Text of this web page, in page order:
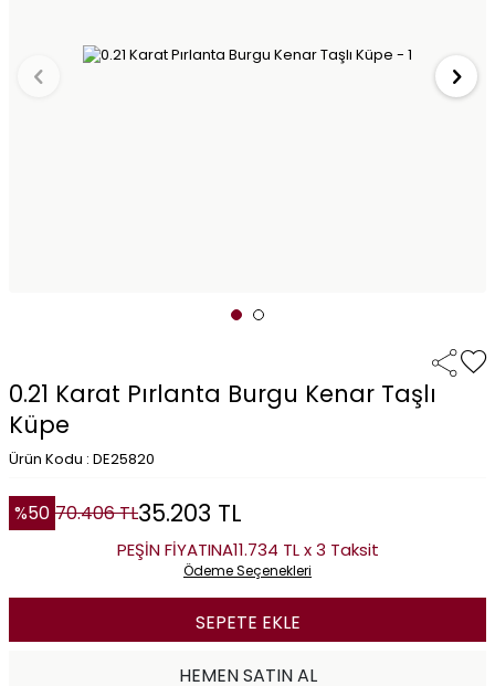
0.21 Karat Pırlanta Burgu Kenar Taşlı
Küpe
Ürün Kodu : DE25820
%50 70.406TL35.203 TL
PEŞİN FİYATINA11.734 TL x 3 Taksit
Ödeme Seçenekleri
SEPETE EKLE
HEMEN SATIN AL